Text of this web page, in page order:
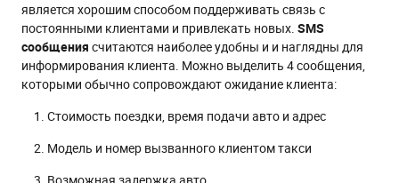
является хорошим способом поддерживать связь с
постоянными клиентами и привлекать новых. SMS
сообщения считаются наиболее удобны и и наглядны для
информирования клиента. Можно выделить 4 сообщения,
которыми обычно сопровождают ожидание клиента:
Стоимость поездки, время подачи авто и адрес
Модель и номер вызванного клиентом такси